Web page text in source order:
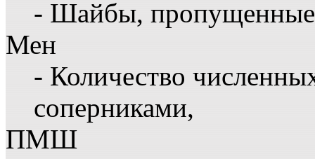
- Шайбы, пропущенные
Мен
- Количество
соперниками,
ПМШ